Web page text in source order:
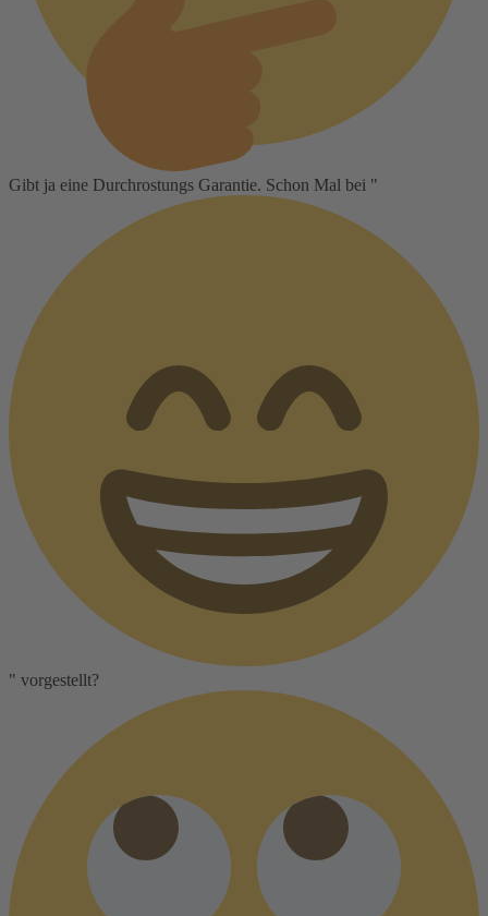
Gibt ja eine Durchrostungs Garantie. Schon Mal bei "
" vorgestellt?